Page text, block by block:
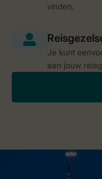
vinden.
Je kunt
aan jouw